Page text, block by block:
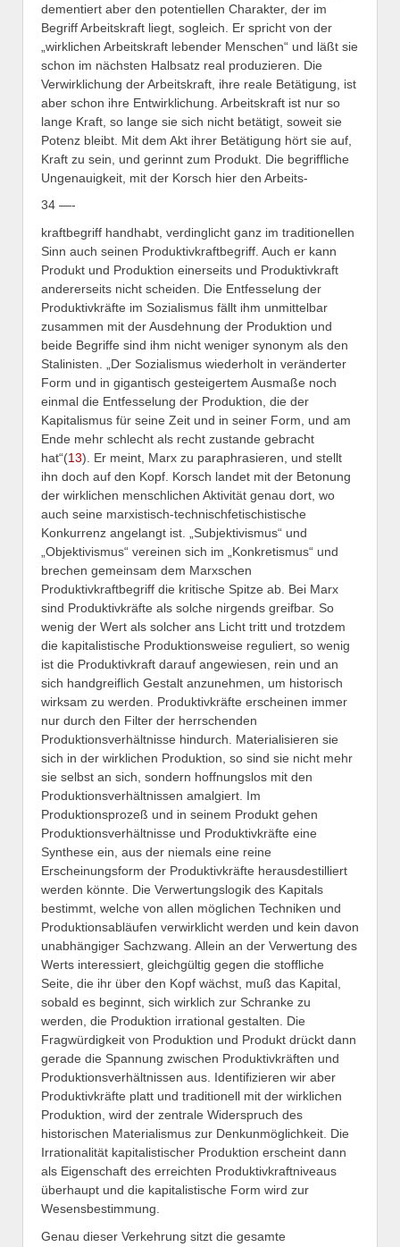
dementiert aber den potentiellen Charakter, der im
Begriff Arbeitskraft liegt, sogleich. Er spricht von der
„wirklichen Arbeitskraft lebender Menschen“ und läßt sie
schon im nächsten Halbsatz real produzieren. Die
Verwirklichung der Arbeitskraft, ihre reale Betätigung, ist
aber schon ihre Entwirklichung. Arbeitskraft ist nur so
lange Kraft, so lange sie sich nicht betätigt, soweit sie
Potenz bleibt. Mit dem Akt ihrer Betätigung hört sie auf,
Kraft zu sein, und gerinnt zum Produkt. Die begriffliche
Ungenauigkeit, mit der Korsch hier den Arbeits-
34 —-
kraftbegriff handhabt, verdinglicht ganz im traditionellen
Sinn auch seinen Produktivkraftbegriff. Auch er kann
Produkt und Produktion einerseits und Produktivkraft
andererseits nicht scheiden. Die Entfesselung der
Produktivkräfte im Sozialismus fällt ihm unmittelbar
zusammen mit der Ausdehnung der Produktion und
beide Begriffe sind ihm nicht weniger synonym als den
Stalinisten. „Der Sozialismus wiederholt in veränderter
Form und in gigantisch gesteigertem Ausmaße noch
einmal die Entfesselung der Produktion, die der
Kapitalismus für seine Zeit und in seiner Form, und am
Ende mehr schlecht als recht zustande gebracht
hat“(13).
Er meint, Marx zu paraphrasieren, und stellt
ihn doch auf den Kopf. Korsch landet mit der Betonung
der wirklichen menschlichen Aktivität genau dort, wo
auch seine marxistisch-technischfetischistische
Konkurrenz angelangt ist. „Subjektivismus“ und
„Objektivismus“ vereinen sich im „Konkretismus“ und
brechen gemeinsam dem Marxschen
Produktivkraftbegriff die kritische Spitze ab. Bei Marx
sind Produktivkräfte als solche nirgends greifbar. So
wenig der Wert als solcher ans Licht tritt und trotzdem
die kapitalistische Produktionsweise reguliert, so wenig
ist die Produktivkraft darauf angewiesen, rein und an
sich handgreiflich Gestalt anzunehmen, um historisch
wirksam zu werden. Produktivkräfte erscheinen immer
nur durch den Filter der herrschenden
Produktionsverhältnisse hindurch. Materialisieren sie
sich in der wirklichen Produktion, so sind sie nicht mehr
sie selbst an sich, sondern hoffnungslos mit den
Produktionsverhältnissen amalgiert. Im
Produktionsprozeß und in seinem Produkt gehen
Produktionsverhältnisse und Produktivkräfte eine
Synthese ein, aus der niemals eine reine
Erscheinungsform der Produktivkräfte herausdestilliert
werden könnte. Die Verwertungslogik des Kapitals
bestimmt, welche von allen möglichen Techniken und
Produktionsabläufen verwirklicht werden und kein davon
unabhängiger Sachzwang. Allein an der Verwertung des
Werts interessiert, gleichgültig gegen die stoffliche
Seite, die ihr über den Kopf wächst, muß das Kapital,
sobald es beginnt, sich wirklich zur Schranke zu
werden, die Produktion irrational gestalten. Die
Fragwürdigkeit von Produktion und Produkt drückt dann
gerade die Spannung zwischen Produktivkräften und
Produktionsverhältnissen aus. Identifizieren wir aber
Produktivkräfte platt und traditionell mit der wirklichen
Produktion, wird der zentrale Widerspruch des
historischen Materialismus zur Denkunmöglichkeit. Die
Irrationalität kapitalistischer Produktion erscheint dann
als Eigenschaft des erreichten Produktivkraftniveaus
überhaupt und die kapitalistische Form wird zur
Wesensbestimmung.
Genau dieser Verkehrung sitzt die gesamte